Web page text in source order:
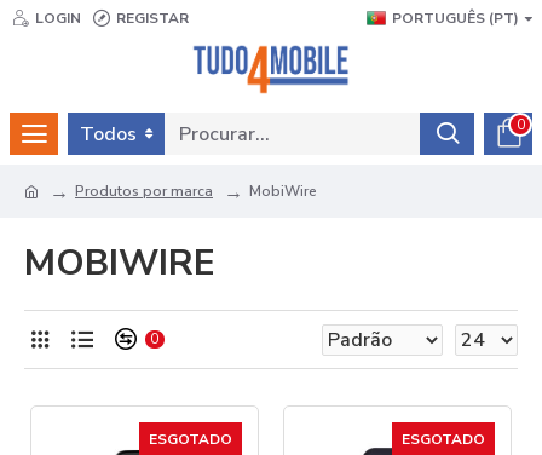
LOGIN REGISTAR PORTUGUÊS (PT)
Todos 0
Produtos por marca MobiWire
MOBIWIRE
0
ESGOTADO ESGOTADO